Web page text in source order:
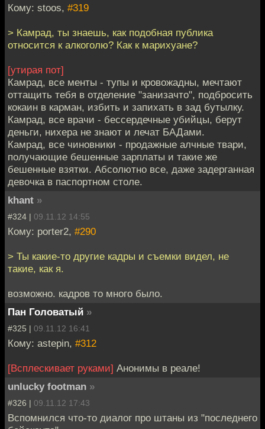
Кому: stoos, #319
> Камрад, ты знаешь, как подобная публика
относится к алкоголю? Как к марихуане?
[утирая пот]
Камрад, все менты - тупы и кровожадны, мечтают
оттащить тебя в отделение "занизачто", подбросить
кокаин в карман, избить и запихать в зад бутылку.
Камрад, все врачи - бессердечные убийцы, берут
деньги, нихера не знают и лечат БАДами.
Камрад, все чиновники - продажные алчные твари,
получающие бешенные зарплаты и такие же
бешенные взятки. Абсолютно все, даже задерганная
девочка в паспортном столе.
khant »
#324 | 09.11.12 14:55
Кому: porter2, #290
> Ты какие-то другие кадры и съемки видел, не
такие, как я.
возможно. кадров то много было.
Пан Головатый »
#325 | 09.11.12 16:41
Кому: astepin, #312
[Всплескивает руками] Анонимы в реале!
unlucky footman »
#326 | 09.11.12 17:43
Вспомнился что-то диалог про штаны из "последнего